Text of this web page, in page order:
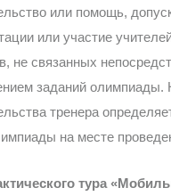
или помощь,
или участие
не связанных
заданий олимпиады.
тренера
на месте
тура